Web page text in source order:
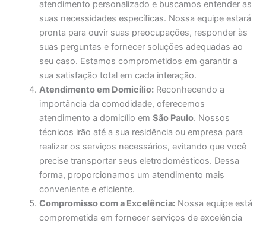
atendimento personalizado e buscamos entender as
suas necessidades específicas. Nossa equipe estará
pronta para ouvir suas preocupações, responder às
suas perguntas e fornecer soluções adequadas ao
seu caso. Estamos comprometidos em garantir a
sua satisfação total em cada interação.
Atendimento em Domicílio: Reconhecendo a
importância da comodidade, oferecemos
atendimento a domicílio emSão Paulo. Nossos
técnicos irão até a sua residência ou empresa para
realizar os serviços necessários, evitando que você
precise transportar seus eletrodomésticos. Dessa
forma, proporcionamos um atendimento mais
conveniente e eficiente.
Compromisso com a Excelência: Nossa equipe está
comprometida em fornecer serviços de excelência